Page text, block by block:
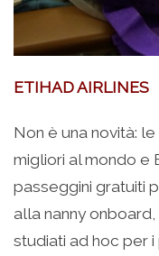
ETIHAD AIRLINES
Non è una novità:
migliori al mondo e
passeggini gratuiti
alla nanny
studiati ad hoc per